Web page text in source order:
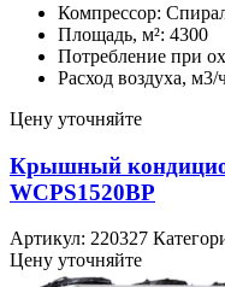
Компрессор:
Площадь, м²: 4300
Потребление при
Расход воздуха, м3/
Цену уточняйте
Крышный
WCPS1520BP
Артикул: 220327
Цену уточняйте